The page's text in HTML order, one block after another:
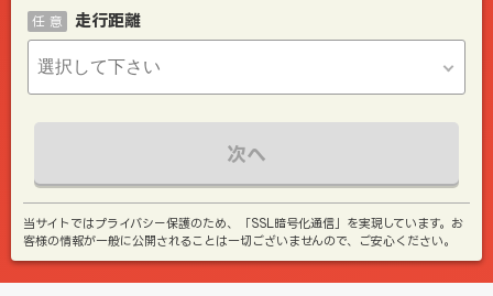
走行距離
任 意
次へ
当サイトではプライバシー保護のため、「SSL暗号化通信」を実現しています。お
客様の情報が一般に公開されることは一切ございませんので、ご安心ください。